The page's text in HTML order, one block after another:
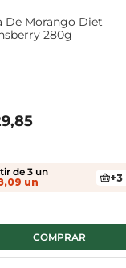
De Morango Diet
280g
,85
de3un
,09 un +3